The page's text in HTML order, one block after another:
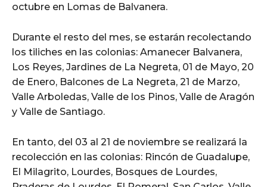
octubre en Lomas de Balvanera.
Durante el resto del mes, se estarán recolectando
los tiliches en las colonias: Amanecer Balvanera,
Los Reyes, Jardines de La Negreta, 01 de Mayo, 20
de Enero, Balcones de La Negreta, 21 de Marzo,
Valle Arboledas, Valle de los Pinos, Valle de Aragón
y Valle de Santiago.
En tanto, del 03 al 21 de noviembre se realizará la
recolección en las colonias: Rincón de Guadalupe,
El Milagrito, Lourdes, Bosques de Lourdes,